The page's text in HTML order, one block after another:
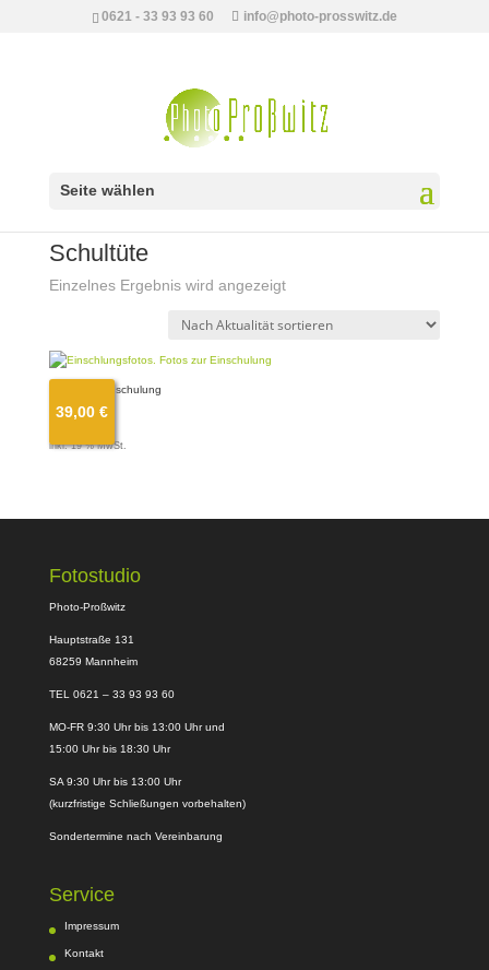
0621 - 33 93 93 60 info@photo-prosswitz.de
Seite wählen
Schultüte
Einzelnes Ergebnis wird angezeigt
39,00 €
Fotos zur Einschulung
39,00€
inkl. 19 % MwSt.
Fotostudio
Photo-Proßwitz
Hauptstraße 131
68259 Mannheim
TEL 0621 – 33 93 93 60
MO-FR 9:30 Uhr bis 13:00 Uhr und
15:00 Uhr bis 18:30 Uhr
SA 9:30 Uhr bis 13:00 Uhr
(kurzfristige Schließungen vorbehalten)
Sondertermine nach Vereinbarung
Service
Impressum
Kontakt